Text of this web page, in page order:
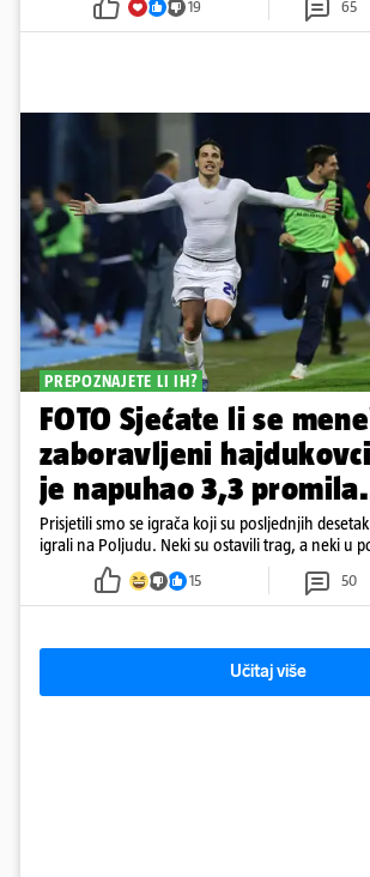
19 65
PREPOZNAJETE LI IH?
FOTO Sjećate li se
zaboravljeni
je napuhao 3,3
Prisjetili smo se igrača koji su posljednjih
igrali na Poljudu. Neki su ostavili trag, a neki u
15 50
Učitaj više